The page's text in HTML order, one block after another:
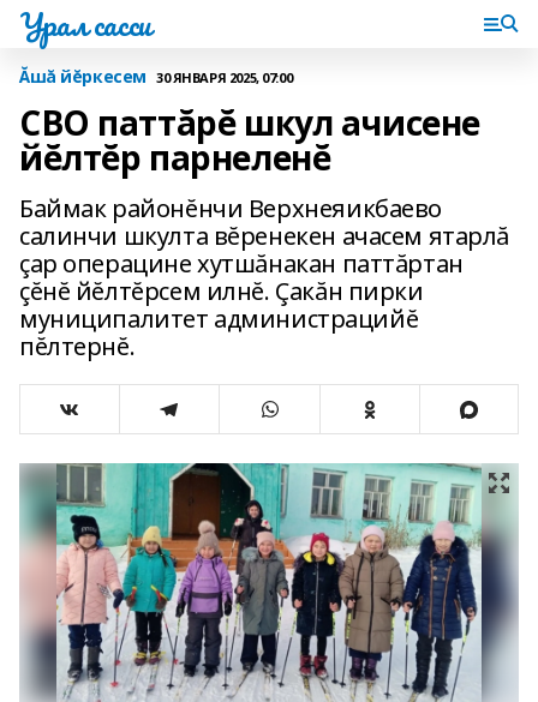
Урал сасси
Ăшă йĕркесем 30 ЯНВАРЯ 2025, 07:00
СВО паттăрĕ шкул ачисене
йĕлтĕр парнеленĕ
Баймак районĕнчи Верхнеяикбаево
салинчи шкулта вĕренекен ачасем ятарлă
çар операцине хутшăнакан паттăртан
çĕнĕ йĕлтĕрсем илнĕ. Çакăн пирки
муниципалитет администрацийĕ
пĕлтернĕ.